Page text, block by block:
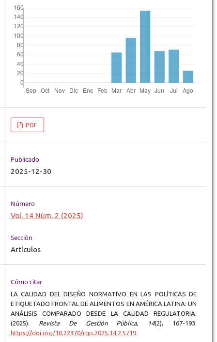
PDF
Publicado
2025-12-30
Número
Vol. 14 Núm. 2 (2025)
Sección
Artículos
Cómo citar
LA CALIDAD DEL DISEÑO NORMATIVO EN LAS POLÍTICAS DE
ETIQUETADO FRONTAL DE ALIMENTOS EN AMÉRICA LATINA: UN
ANÁLISIS COMPARADO DESDE LA CALIDAD REGULATORIA.
(2025). Revista De Gestión Pública, 14(2), 167-193.
https://doi.org/10.22370/rgp.2025.14.2.5719